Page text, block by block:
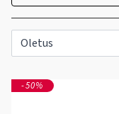
-50%